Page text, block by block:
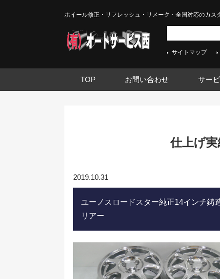
ホイール修正・リフレッシュ・リメーク・全国対応のカ
サイトマップ
TOP お問い合わせ サー
仕上げ実
2019.10.31
ユーノスロードスター純正14インチ鋳
リアー